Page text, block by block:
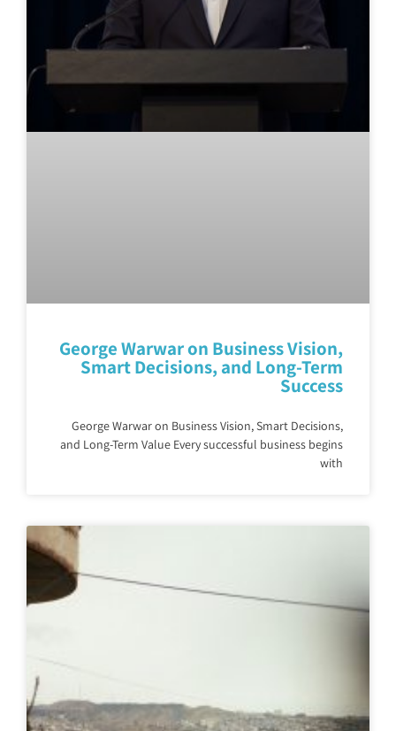
George Warwar on Business Vision,
Smart Decisions, and Long-Term
Success
George Warwar on Business Vision, Smart Decisions,
and Long-Term Value Every successful business begins
with